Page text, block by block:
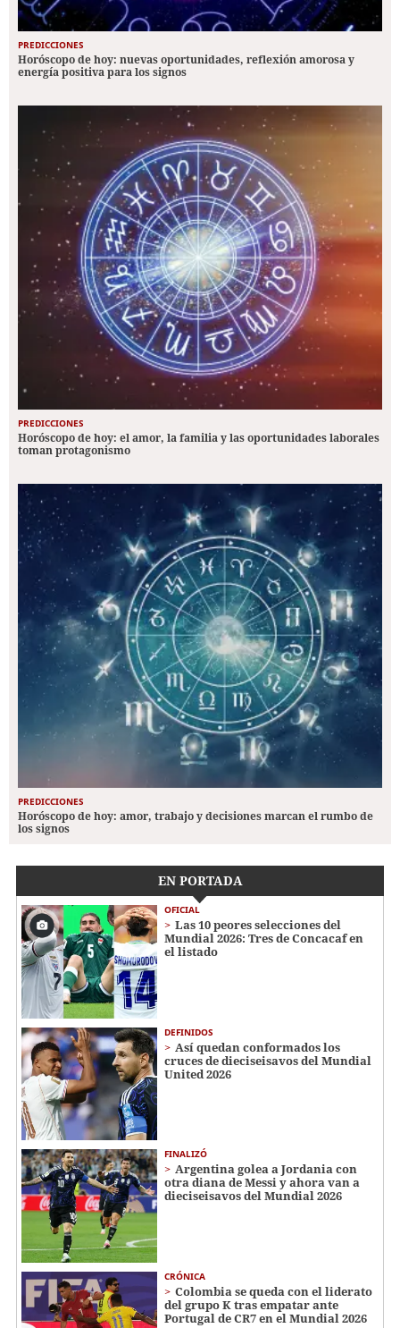
PREDICCIONES
Horóscopo de hoy: nuevas oportunidades, reflexión amorosa y
energía positiva para los signos
PREDICCIONES
Horóscopo de hoy: el amor, la familia y las oportunidades laborales
toman protagonismo
PREDICCIONES
Horóscopo de hoy: amor, trabajo y decisiones marcan el rumbo de
los signos
EN PORTADA
OFICIAL
Las 10 peores selecciones del
Mundial 2026: Tres de Concacaf en
el listado
DEFINIDOS
Así quedan conformados los
cruces de dieciseisavos del Mundial
United 2026
FINALIZÓ
Argentina golea a Jordania con
otra diana de Messi y ahora van a
dieciseisavos del Mundial 2026
CRÓNICA
Colombia se queda con el liderato
del grupo K tras empatar ante
Portugal de CR7 en el Mundial 2026